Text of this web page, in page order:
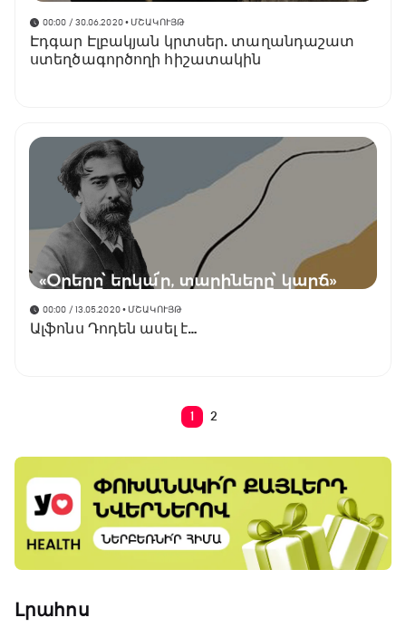
00:00 / 30.06.2020• ՄՇԱԿՈՒՅԹ
Էդգար Էլբակյան կրտսեր. տաղանդաշատ
ստեղծագործողի հիշատակին
00:00 / 13.05.2020• ՄՇԱԿՈՒՅԹ
Ալֆոնս Դոդեն ասել է…
1 2
Լրահոս